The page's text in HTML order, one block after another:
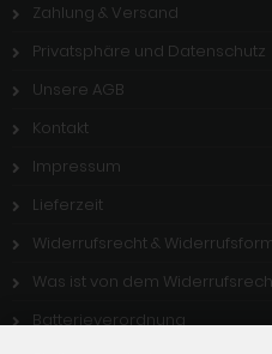
Zahlung & Versand
Privatsphäre und Datenschutz
Unsere AGB
Kontakt
Impressum
Lieferzeit
Widerrufsrecht &
Was ist von dem
Batterieverordnung